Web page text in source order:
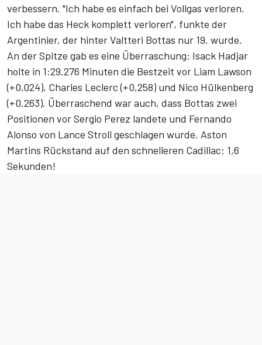
verbessern. "Ich habe es einfach bei Vollgas verloren.
Ich habe das Heck komplett verloren", funkte der
Argentinier, der hinter Valtteri Bottas nur 19. wurde.
An der Spitze gab es eine Überraschung: Isack Hadjar
holte in 1:29.276 Minuten die Bestzeit vor Liam Lawson
(+0,024), Charles Leclerc (+0,258) und Nico Hülkenberg
(+0.263). Überraschend war auch, dass Bottas zwei
Positionen vor Sergio Perez landete und Fernando
Alonso von Lance Stroll geschlagen wurde. Aston
Martins Rückstand auf den schnelleren Cadillac: 1,6
Sekunden!